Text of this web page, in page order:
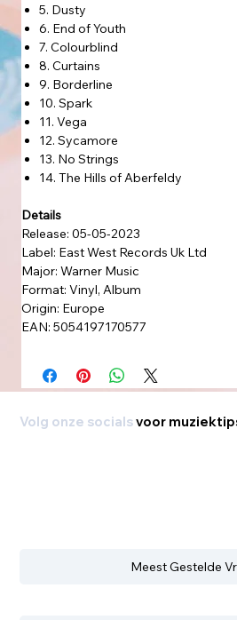
5. Dusty
6. End of Youth
7. Colourblind
8. Curtains
9. Borderline
10. Spark
11. Vega
12. Sycamore
13. No Strings
14. The Hills of Aberfeldy
Details
Release: 05-05-2023
Label: East West Records Uk Ltd
Major: Warner Music
Format: Vinyl, Album
Origin: Europe
EAN: 5054197170577
Volg onze socialsvoor
Meest Gestelde